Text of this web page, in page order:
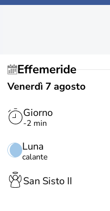
Effemeride
Venerdì 7 agosto
Giorno
-2 min
Luna
calante
San Sisto II